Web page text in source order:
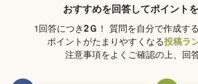
おすすめを回答してポイント
1回答につき2Ｇ ！ 質問を自分で作成す
ポイントがたまりやすくなる投稿ラ
注意事項をよくご確認の上、回